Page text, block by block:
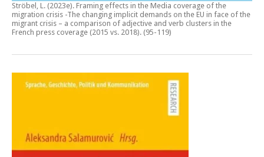
Ströbel, L. (2023e). Framing effects in the Media coverage of the
migration crisis -The changing implicit demands on the EU in face of the
migrant crisis – a comparison of adjective and verb clusters in the
French press coverage (2015 vs. 2018). (95-119)